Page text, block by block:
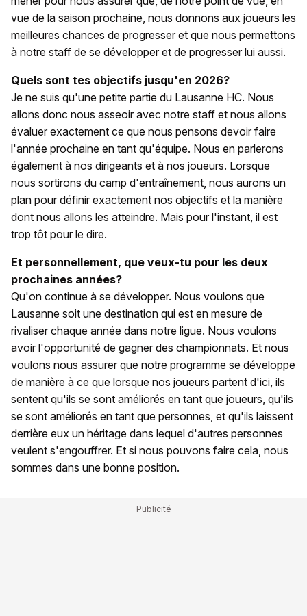
vue de la saison prochaine, nous donnons aux joueurs les
meilleures chances de progresser et que nous permettons
à notre staff de se développer et de progresser lui aussi.
Quels sont tes objectifs jusqu'en 2026?
Je ne suis qu'une petite partie du Lausanne HC. Nous
allons donc nous asseoir avec notre staff et nous allons
évaluer exactement ce que nous pensons devoir faire
l'année prochaine en tant qu'équipe. Nous en parlerons
également à nos dirigeants et à nos joueurs. Lorsque
nous sortirons du camp d'entraînement, nous aurons un
plan pour définir exactement nos objectifs et la manière
dont nous allons les atteindre. Mais pour l'instant, il est
trop tôt pour le dire.
Et personnellement, que veux-tu pour les deux
prochaines années?
Qu'on continue à se développer. Nous voulons que
Lausanne soit une destination qui est en mesure de
rivaliser chaque année dans notre ligue. Nous voulons
avoir l'opportunité de gagner des championnats. Et nous
voulons nous assurer que notre programme se développe
de manière à ce que lorsque nos joueurs partent d'ici, ils
sentent qu'ils se sont améliorés en tant que joueurs, qu'ils
se sont améliorés en tant que personnes, et qu'ils laissent
derrière eux un héritage dans lequel d'autres personnes
veulent s'engouffrer. Et si nous pouvons faire cela, nous
sommes dans une bonne position.